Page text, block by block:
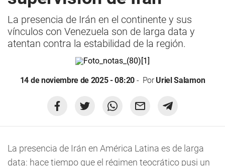
La presencia de Irán en el continente y sus
vínculos con Venezuela son de larga data y
atentan contra la estabilidad de la región.
14 de noviembre de 2025 - 08:20 PorUriel Salamon
La presencia de Irán en América Latina es de larga
data: hace tiempo que el régimen teocrático pusi un